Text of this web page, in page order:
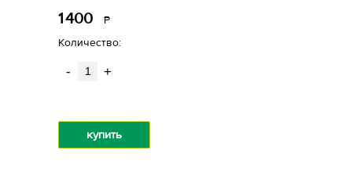
1400 Р
Количество:
- +
купить